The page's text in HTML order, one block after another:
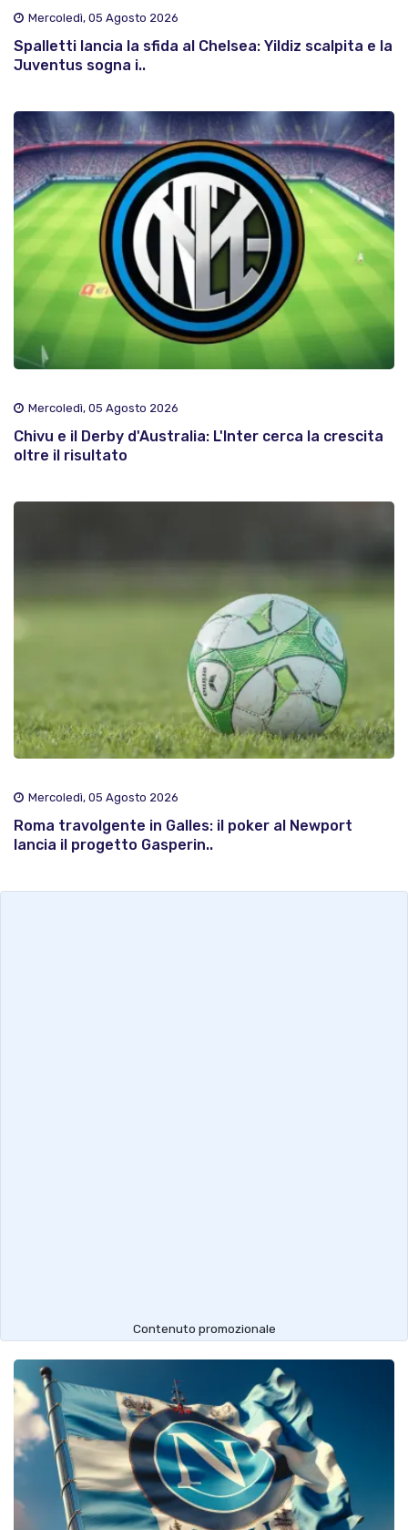
Mercoledì, 05 Agosto 2026
Spalletti lancia la sfida al Chelsea: Yildiz scalpita e la
Juventus sogna i..
Mercoledì, 05 Agosto 2026
Chivu e il Derby d'Australia: L'Inter cerca la crescita
oltre il risultato
Mercoledì, 05 Agosto 2026
Roma travolgente in Galles: il poker al Newport
lancia il progetto Gasperin..
Contenuto promozionale